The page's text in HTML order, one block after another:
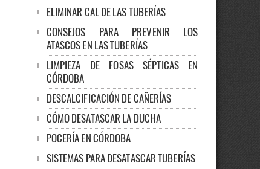
ELIMINAR CAL DE LAS TUBERÍAS
CONSEJOS PARA PREVENIR LOS
ATASCOS EN LAS TUBERÍAS
LIMPIEZA DE FOSAS SÉPTICAS EN
CÓRDOBA
DESCALCIFICACIÓN DE CAÑERÍAS
CÓMO DESATASCAR LA DUCHA
POCERÍA EN CÓRDOBA
SISTEMAS PARA DESATASCAR TUBERÍAS